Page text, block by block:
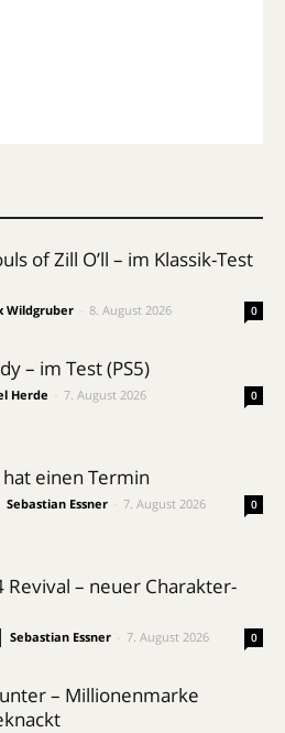
of Zill O’ll – im Klassik-Test
Wildgruber 8. August 2026 0
– im Test (PS5)
Herde 7. August 2026 0
hat einen Termin
Sebastian Essner 7. August 2026 0
Revival – neuer Charakter-
Sebastian Essner 7. August 2026 0
– Millionenmarke